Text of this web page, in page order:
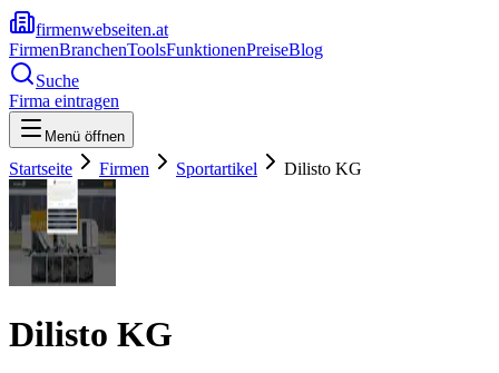
firmenwebseiten.at
FirmenBranchenToolsFunktionenPreiseBlog
Suche
Firma eintragen
Menü öffnen
Startseite Firmen Sportartikel Dilisto KG
Dilisto KG